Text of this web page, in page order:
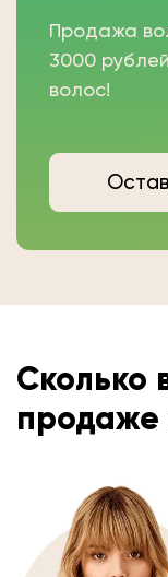
Продажа
3000
волос!
Сколько
продаже